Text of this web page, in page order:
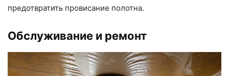
предотвратить провисание полотна.
Обслуживание и ремонт